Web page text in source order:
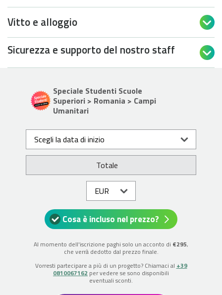
Vitto e alloggio 
Sicurezza e supporto del nostro staff 
Speciale Studenti Scuole
Superiori > Romania > Campi
Umanitari
Scegli la data di inizio
Totale
Cosa è incluso nel prezzo?
Al momento dell'iscrizione paghi solo un acconto di €295,
che verrà dedotto dal prezzo finale.
Vorresti partecipare a più di un progetto? Chiamaci al +39
0810067162 per vedere se sono disponibili
eventuali sconti.